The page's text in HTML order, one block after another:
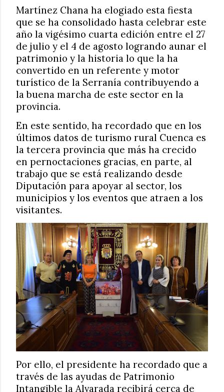
Martínez Chana ha elogiado esta fiesta
que se ha consolidado hasta celebrar este
año la vigésimo cuarta edición entre el 27
de julio y el 4 de agosto logrando aunar el
patrimonio y la historia lo que la ha
convertido en un referente y motor
turístico de la Serranía contribuyendo a
la buena marcha de este sector en la
provincia.
En este sentido, ha recordado que en los
últimos datos de turismo rural Cuenca es
la tercera provincia que más ha crecido
en pernoctaciones gracias, en parte, al
trabajo que se está realizando desde
Diputación para apoyar al sector, los
municipios y los eventos que atraen a los
visitantes.
Por ello, el presidente ha recordado que a
través de las ayudas de Patrimonio
Intangible la Alvarada recibirá cerca de